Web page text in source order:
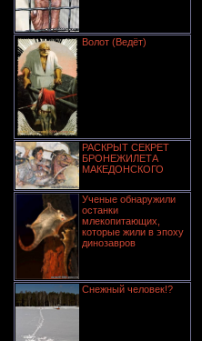
Волот (Ведёт)
РАСКРЫТ СЕКРЕТ
БРОНЕЖИЛЕТА
МАКЕДОНСКОГО
Ученые обнаружили
останки
млекопитающих,
которые жили в эпоху
динозавров
Снежный человек!?